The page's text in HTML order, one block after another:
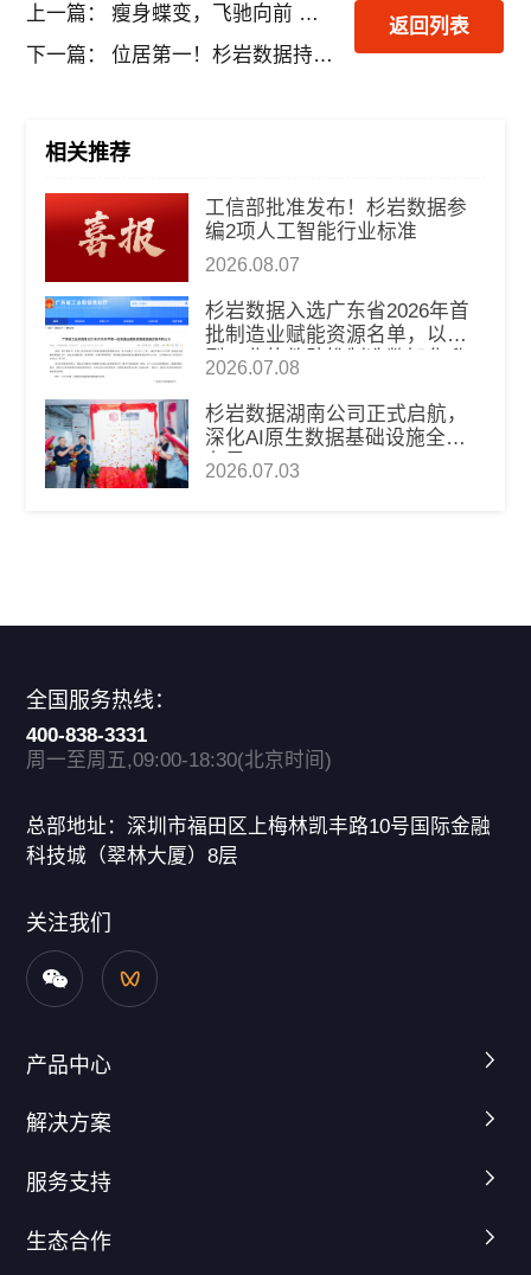
上一篇：
瘦身蝶变，飞驰向前 杉岩数据绘制海量数据存储管理新蓝图
下一篇：
位居第一！杉岩数据持续领跑对象存储软件市场
返回列表
相关推荐
工信部批准发布！杉岩数据参
编2项人工智能行业标准
2026.08.07
杉岩数据入选广东省2026年首
批制造业赋能资源名单，以新
型工业软件助推制造数智化升
级
2026.07.08
杉岩数据湖南公司正式启航，
深化AI原生数据基础设施全国
布局
2026.07.03
全国服务热线：
400-838-3331
周一至周五,09:00-18:30(北京时间)
总部地址：深圳市福田区上梅林凯丰路10号国际金融
科技城（翠林大厦）8层
关注我们
产品中心
解决方案
服务支持
生态合作